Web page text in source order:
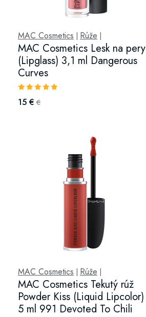
MAC Cosmetics Rúže
MAC Cosmetics Lesk na pery
(Lipglass) 3,1 ml Dangerous
Curves
15 € €
MAC Cosmetics Rúže
MAC Cosmetics Tekutý rúž
Powder Kiss (Liquid Lipcolor)
5 ml 991 Devoted To Chili